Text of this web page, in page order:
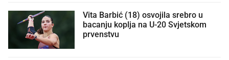
Vita Barbić (18) osvojila srebro u
bacanju koplja na U-20 Svjetskom
prvenstvu